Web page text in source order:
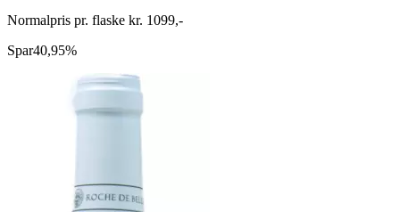
Normalpris pr. flaske kr. 1099,-
Spar40,95%